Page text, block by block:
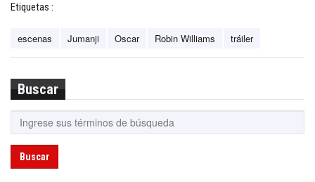
Etiquetas :
escenas Jumanji Oscar Robin Williams tráiler
Buscar
Buscar